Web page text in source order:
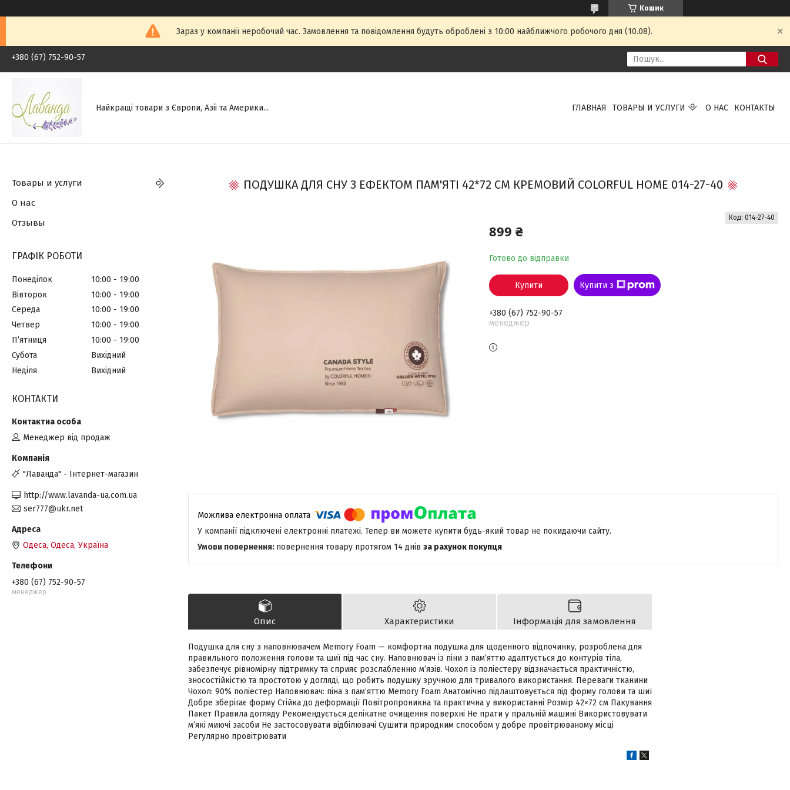
Кошик
Зараз у компанії неробочий час. Замовлення та повідомлення будуть оброблені з 10:00 найближчого робочого дня (10.08).
+380 (67) 752-90-57
Найкращі товари з Європи, Азіі та Америки... ГЛАВНАЯ ТОВАРЫ И УСЛУГИ О НАС КОНТАКТЫ
ПОДУШКА ДЛЯ СНУ З ЕФЕКТОМ ПАМ'ЯТІ 42*72 СМ КРЕМОВИЙ COLORFUL HOME 014-27-40
899 ₴
Готово до відправки
Код: 014-27-40
Купити Купити з
+380 (67) 752-90-57
менеджер
У компанії підключені електронні платежі. Тепер ви можете купити будь-який товар не покидаючи сайту.
повернення товару протягом 14 днів за рахунок покупця
Опис Характеристики Інформація для замовлення
Подушка для сну з наповнювачем Memory Foam — комфортна подушка для щоденного відпочинку, розроблена для
правильного положення голови та шиї під час сну. Наповнювач із піни з пам’яттю адаптується до контурів тіла,
забезпечує рівномірну підтримку та сприяє розслабленню м’язів. Чохол із поліестеру відзначається практичністю,
зносостійкістю та простотою у догляді, що робить подушку зручною для тривалого використання. Переваги тканини
Чохол: 90% поліестер Наповнювач: піна з пам’яттю Memory Foam Анатомічно підлаштовується під форму голови та шиї
Добре зберігає форму Стійка до деформації Повітропроникна та практична у використанні Розмір 42×72 см Пакування
Пакет Правила догляду Рекомендується делікатне очищення поверхні Не прати у пральній машині Використовувати
м’які миючі засоби Не застосовувати відбілювачі Сушити природним способом у добре провітрюваному місці
Регулярно провітрювати
Товары и услуги
О нас
Отзывы
ГРАФІК РОБОТИ
Понеділок 10:00
19:00
Вівторок
10:00
19:00
Середа
10:00
19:00
Четвер
10:00
19:00
Пʼятниця
10:00
19:00
Субота
Вихідний
Неділя
Вихідний
КОНТАКТИ
Менеджер від продаж
"Лаванда" - Інтернет-магазин
http://www.lavanda-ua.com.ua
ser777@ukr.net
Одеса, Одеса, Україна
+380 (67) 752-90-57
менеджер